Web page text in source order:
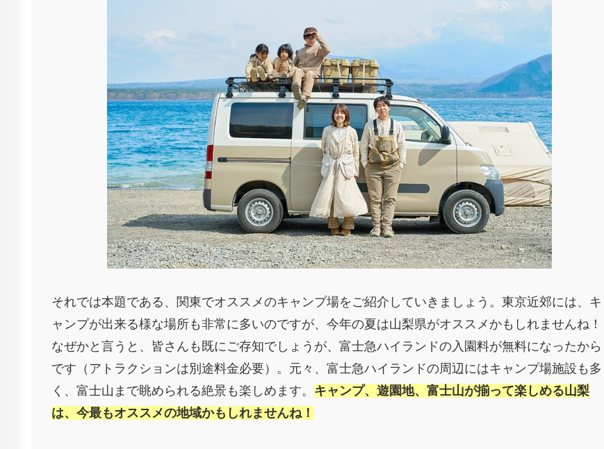
それでは本題である、関東でオススメのキャンプ場をご紹介していきましょう。東京近郊には、キ
ャンプが出来る様な場所も非常に多いのですが、今年の夏は山梨県がオススメかもしれませんね！
なぜかと言うと、皆さんも既にご存知でしょうが、富士急ハイランドの入園料が無料になったから
です（アトラクションは別途料金必要）。元々、富士急ハイランドの周辺にはキャンプ場施設も多
く、富士山まで眺められる絶景も楽しめます。 キャンプ、遊園地、富士山が揃って楽しめる山梨
は、今最もオススメの地域かもしれませんね！